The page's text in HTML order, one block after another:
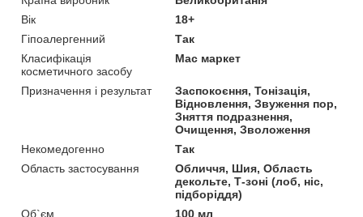
Вік
18+
Гіпоалергенний
Так
Класифікація
косметичного засобу
Мас маркет
Призначення і результат
Заспокоєння, Тонізація,
Відновлення, Звуження пор,
Зняття подразнення,
Очищення, Зволоження
Некомедогенно
Так
Область застосування
Обличчя, Шия, Область
декольте, Т-зоні (лоб, ніс,
підборіддя)
Об`єм
100 мл